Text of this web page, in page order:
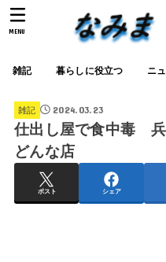
雑記 暮らしに役立つ ニ
MENU
雑記 2024.03.23
仕出し屋で食中毒 兵
どんな店
ポスト シェア